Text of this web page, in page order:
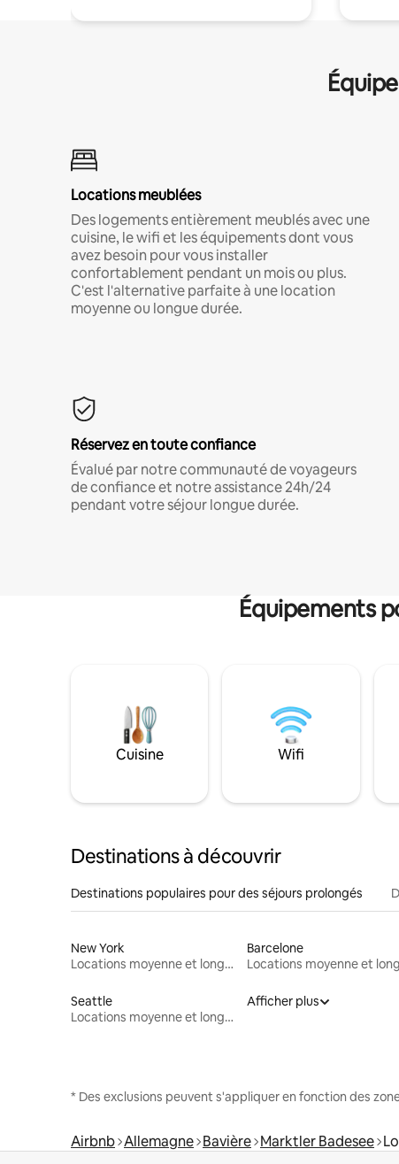
Locations meublées
Des logements entièrement meublés avec une
cuisine, le wifi et les équipements dont vous
avez besoin pour vous installer
confortablement pendant un mois ou plus.
C'est l'alternative parfaite à une location
moyenne ou longue durée.
Réservez en toute confiance
Évalué par notre communauté de voyageurs
de confiance et notre assistance 24h/24
pendant votre séjour longue durée.
Équipements
Cuisine Wifi
Destinations à découvrir
Destinations populaires pour des séjours prolongés
New York
Locations moyenne et longue durée
Barcelone
Seattle
Locations moyenne et longue durée
Afficher plus
* Des exclusions peuvent s'appliquer en fonction des
Airbnb Allemagne Bavière Marktler Badesee